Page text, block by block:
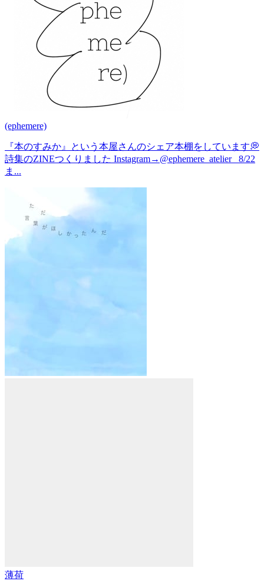
(ephemere)
『本のすみか』という本屋さんのシェア本棚をしています💭
詩集のZINEつくりました Instagram→@ephemere_atelier_ 8/22
ま...
薄荷